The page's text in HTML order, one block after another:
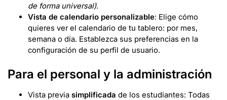
de forma universal).
Vista de calendario personalizable: Elige cómo
quieres ver el calendario de tu tablero: por mes,
semana o día. Establezca sus preferencias en la
configuración de su perfil de usuario.
Para el personal y la administración
Vista previa simplificada de los estudiantes: Todas